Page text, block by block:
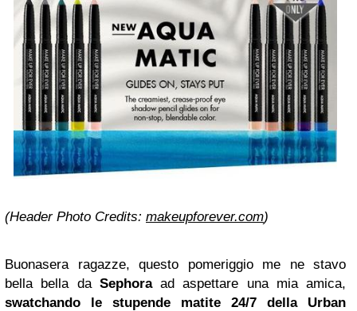
(Header Photo Credits: makeupforever.com)
Buonasera ragazze, questo pomeriggio me ne stavo
bella bella da Sephoraad aspettare una mia amica,
swatchando le stupende matite 24/7 della Urban